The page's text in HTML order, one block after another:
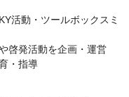
活動・ツールボックスミ
啓発活動を企画・運営
・指導